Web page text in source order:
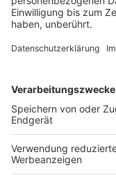
Russland. Nach
einiges anders.
DEINE
Du hast dir noch
Markiere sie